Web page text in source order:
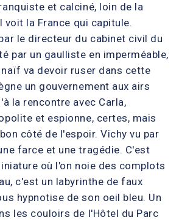
et calciné, loin de la
voit la France qui capitule.
le directeur du cabinet civil du
par un gaulliste en imperméable,
va devoir ruser dans cette
un gouvernement aux airs
la rencontre avec Carla,
et espionne, certes, mais
côté de l'espoir. Vichy vu par
farce et une tragédie. C'est
où l'on noie des complots
c'est un labyrinthe de faux
hypnotise de son oeil bleu. Un
les couloirs de l'Hôtel du Parc